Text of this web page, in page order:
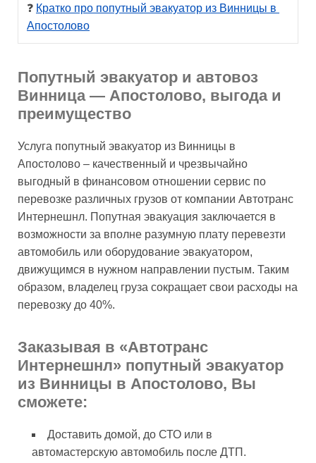
❓ Кратко про попутный эвакуатор из Винницы в
Апостолово
Попутный эвакуатор и автовоз
Винница — Апостолово, выгода и
преимущество
Услуга попутный эвакуатор из Винницы в
Апостолово – качественный и чрезвычайно
выгодный в финансовом отношении сервис по
перевозке различных грузов от компании Автотранс
Интернешнл. Попутная эвакуация заключается в
возможности за вполне разумную плату перевезти
автомобиль или оборудование эвакуатором,
движущимся в нужном направлении пустым. Таким
образом, владелец груза сокращает свои расходы на
перевозку до 40%.
Заказывая в «Автотранс
Интернешнл» попутный эвакуатор
из Винницы в Апостолово, Вы
сможете:
Доставить домой, до СТО или в
автомастерскую автомобиль после ДТП.